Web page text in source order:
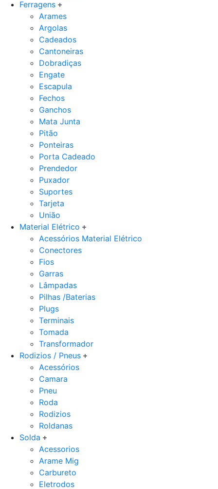
Ferragens
Arames
Argolas
Cadeados
Cantoneiras
Dobradiças
Engate
Escapula
Fechos
Ganchos
Mata Junta
Pitão
Ponteiras
Porta Cadeado
Prendedor
Puxador
Suportes
Tarjeta
União
Material Elétrico
Acessórios Material Elétrico
Conectores
Fios
Garras
Lâmpadas
Pilhas /Baterias
Plugs
Terminais
Tomada
Transformador
Rodizios / Pneus
Acessórios
Camara
Pneu
Roda
Rodizios
Roldanas
Solda
Acessorios
Arame Mig
Carbureto
Eletrodos